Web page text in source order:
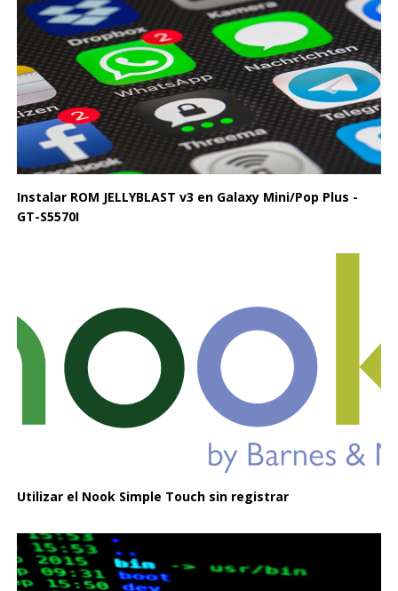
Instalar ROM JELLYBLAST v3 en Galaxy Mini/Pop Plus -
GT-S5570I
Utilizar el Nook Simple Touch sin registrar